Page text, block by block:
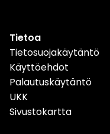
Tietoa
Tietosuojakäytäntö
Käyttöehdot
Palautuskäytäntö
UKK
Sivustokartta